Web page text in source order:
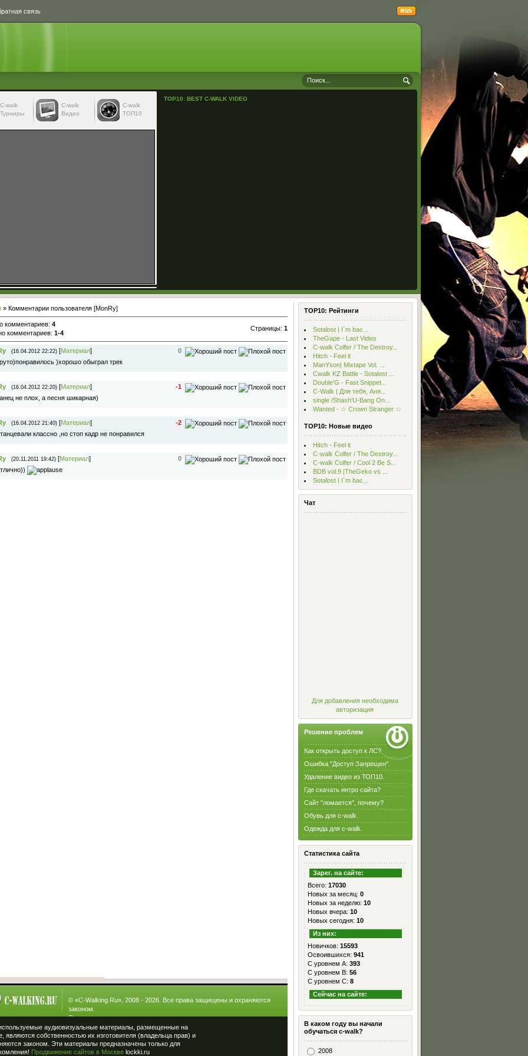
связь
С-walk
Турниры
С-walk
Видео
C-walk
ТОП10
TOP10: BEST C-WALK VIDEO
TOP10: Рейтинги
Sotalost | I`m bac...
TheGape - Last Video
С-walk Colfer / The Destroy...
Hitch - Feel it
ManYson| Mixtape Vol. ...
Cwalk KZ Battle - Sotalost ...
Double'G - Fast Snippet...
C-Walk | Для тебя, Аня...
single /Shash'U-Bang On...
Wanted - ☆ Crown Stranger ☆
TOP10: Новые видео
Hitch - Feel it
С-walk Colfer / The Destroy...
С-walk Colfer / Cool 2 Be S...
BDB vol.9 |TheGeko vs ...
Sotalost | I`m bac...
Чат
Для добавления необходима
авторизация
Решение проблем
Как открыть доступ к ЛС?
Ошибка "Доступ Запрещен".
Удаление видео из ТОП10.
Где скачать интро сайта?
Сайт "ломается", почему?
Обувь для c-walk.
Одежда для c-walk.
Статистика сайта
Зарег. на сайте:
Всего: 17030
Новых за месяц: 0
Новых за неделю: 10
Новых вчера: 10
Новых сегодня: 10
Из них:
Новичков: 15593
Освоившихся: 941
С уровнем А: 393
С уровнем B: 56
С уровнем C: 8
Сейчас на сайте:
В каком году вы начали
обучаться c-walk?
2008
» Комментарии пользователя [MonRy]
комментариев: 4
комментариев: 1-4
Страницы: 1
0
(16.04.2012 22:22)[Материал]
)хорошо обыграл трек
-1
(16.04.2012 22:20)[Материал]
не плох, а песня шикарная)
-2
(16.04.2012 21:40)[Материал]
классно ,но стоп кадр не понравился
0
(20.11.2011 19:42)[Материал]
© «C-Walking.Ru», 2008 - 2026. Все права защищены и охраняются
законом.
При полном или частичном использовании материалов активная
ссылка на «c-walking.ru» обязательна.Хостинг от
аудиовизуальные материалы, размещенные на
являются собственностью их изготовителя (владельца прав) и
законом. Эти материалы предназначены только для
Продвижение сайтов в Москвеlockki.ru